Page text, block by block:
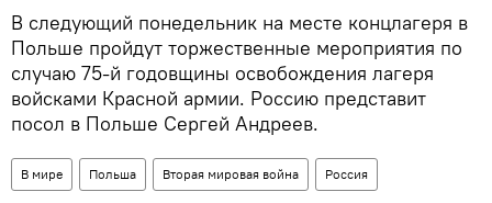
В следующий понедельник на месте концлагеря в
Польше пройдут торжественные мероприятия по
случаю 75-й годовщины освобождения лагеря
войсками Красной армии. Россию представит
посол в Польше Сергей Андреев.
В мире Польша Вторая мировая война Россия